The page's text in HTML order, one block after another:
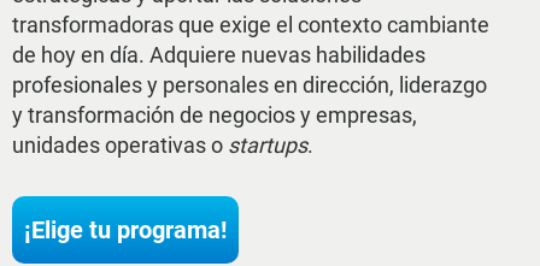
transformadoras que exige el contexto cambiante
de hoy en día. Adquiere nuevas habilidades
profesionales y personales en dirección, liderazgo
y transformación de negocios y empresas,
unidades operativas o startups.
¡Elige tu programa!